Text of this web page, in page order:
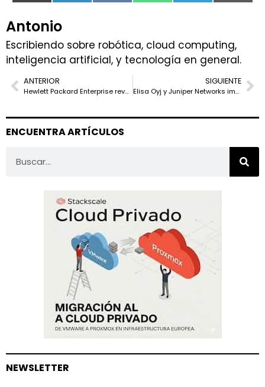
(Twitter)
Antonio
Escribiendo sobre robótica, cloud computing,
inteligencia artificial, y tecnología en general.
ANTERIOR
Hewlett Packard Enterprise revoluciona la gestión híbrida con nuevos avances en HPE GreenLake Cloud
SIGUIENTE
Elisa Oyj y Juniper Networks implementan el primer servicio coherente de 800Gbps en el mundo
ENCUENTRA ARTÍCULOS
NEWSLETTER